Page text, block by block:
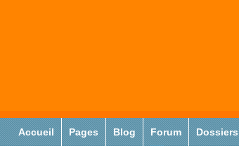
Accueil Pages Blog Forum Dossiers